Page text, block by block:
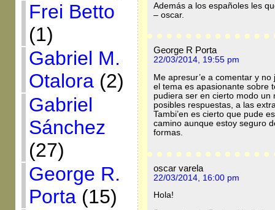
Frei Betto
(1)
Gabriel M.
Otalora(2)
Gabriel
Sánchez
(27)
George R.
Porta(15)
Además a los españoles les
– oscar.
George R Porta
22/03/2014, 19:55 pm
Me apresur’e a comentar y
el tema es apasionante sobre
pudiera ser en cierto modo un
posibles respuestas, a las
Tambi’en es cierto que pude
camino aunque estoy seguro
formas.
oscar varela
22/03/2014, 16:00 pm
Hola!